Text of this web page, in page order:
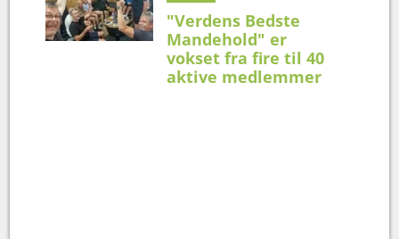
"Verdens Bedste
Mandehold" er
vokset fra fire til 40
aktive medlemmer